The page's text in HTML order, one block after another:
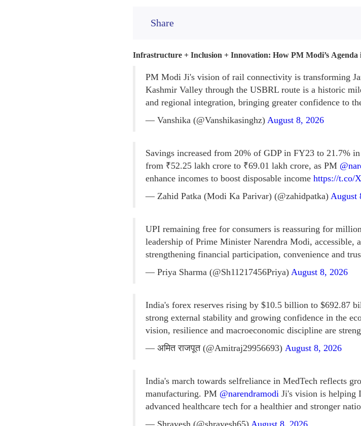
Share
Infrastructure + Inclusion + Innovation: How PM Modi’s Agenda
PM Modi Ji's vision of rail connectivity is transforming
Kashmir Valley through the USBRL route is a historic
and regional integration, bringing greater confidence to
— Vanshika (@Vanshikasinghz) August 8, 2026
Savings increased from 20% of GDP in FY23 to 21.7%
from ₹52.25 lakh crore to ₹69.01 lakh crore, as PM
enhance incomes to boost disposable income https://t.co/
— Zahid Patka (Modi Ka Parivar) (@zahidpatka) August
UPI remaining free for consumers is reassuring for
leadership of Prime Minister Narendra Modi, accessible,
strengthening financial participation, convenience and
— Priya Sharma (@Sh11217456Priya) August 8, 2026
India's forex reserves rising by $10.5 billion to $692.87
strong external stability and growing confidence in the
vision, resilience and macroeconomic discipline are
— अमित राजपूत (@Amitraj29956693) August 8, 2026
India's march towards selfreliance in MedTech reflects
manufacturing. PM @narendramodi Ji's vision is helping
advanced healthcare tech for a healthier and stronger
— Shrayesh (@shrayesh65) August 8, 2026